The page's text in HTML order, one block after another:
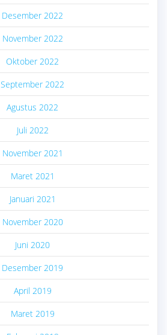
Desember 2022
November 2022
Oktober 2022
September 2022
Agustus 2022
Juli 2022
November 2021
Maret 2021
Januari 2021
November 2020
Juni 2020
Desember 2019
April 2019
Maret 2019